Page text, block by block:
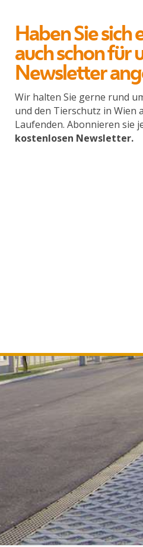
Haben Sie sich
auch schon für
Newsletter
Wir halten Sie gerne rund
und den Tierschutz in Wien
Laufenden. Abonnieren sie
kostenlosen Newsletter.